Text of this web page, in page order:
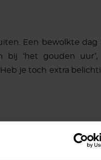
Een bewolkte dag
bij ‘het gouden
je toch extra
foto’s plat op je
perspectief om van